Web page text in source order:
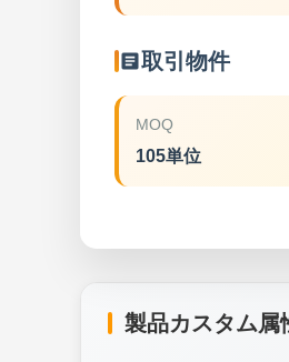
取引物件
MOQ
105単位
製品カスタム属